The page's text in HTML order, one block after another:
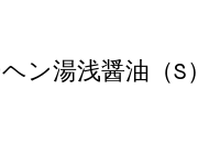
ン湯浅醤油（S）